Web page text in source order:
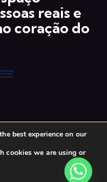
reais e
coração do
best experience on our
cookies we are using or